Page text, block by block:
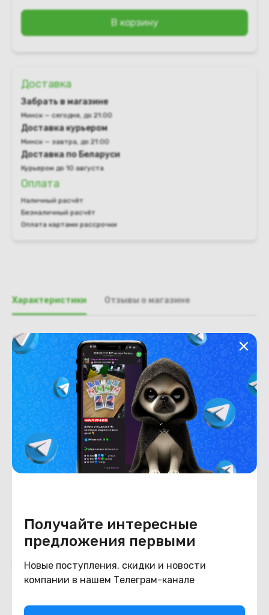
Получайте интересные
предложения первыми
Новые поступления, скидки и новости
компании в нашем Телеграм-канале
В корзину
Доставка
Забрать в магазине
Минск — сегодня, до 21:00
Доставка курьером
Минск — завтра, до 21:00
Доставка по Беларуси
Курьером до 10 августа
Оплата
Наличный расчёт
Безналичный расчёт
Оплата картами рассрочки
Характеристики Отзывы о магазине
Общая информация
Производитель
HP
Тип товара
Поддон, нижняя часть, корыто
Состояние
Недостатки
состояние, запрос фото
уточнять у менеджера.
Состояние
Внешний вид
состояние, запрос фото
Похожие товары